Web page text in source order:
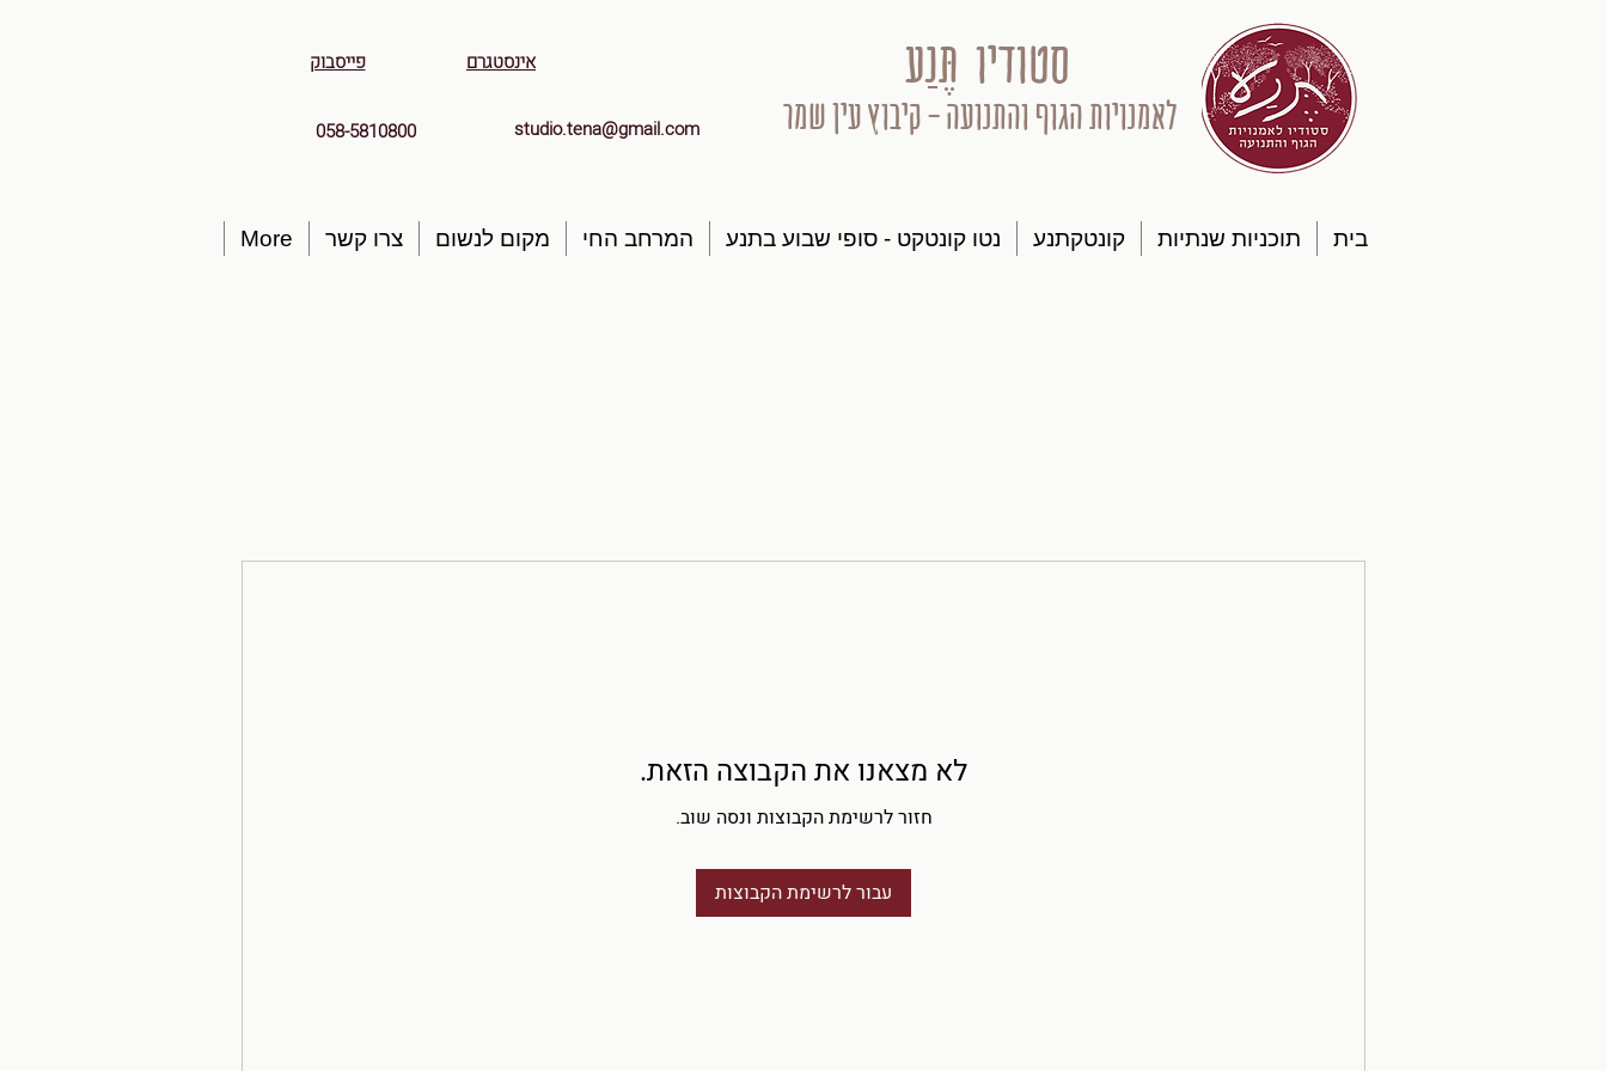
פייסבוק אינסטגרם
058-5810800 studio.tena@gmail.com
סטודיו תֶּנַע
לאמנויות הגוף והתנועה - קיבוץ עין שמר
בית תוכניות שנתיות קונטקתנע נטו קונטקט - סופי שבוע בתנע המרחב החי מקום לנשום צרו קשר More
לא מצאנו את הקבוצה הזאת.
חזור לרשימת הקבוצות ונסה שוב.
עבור לרשימת הקבוצות